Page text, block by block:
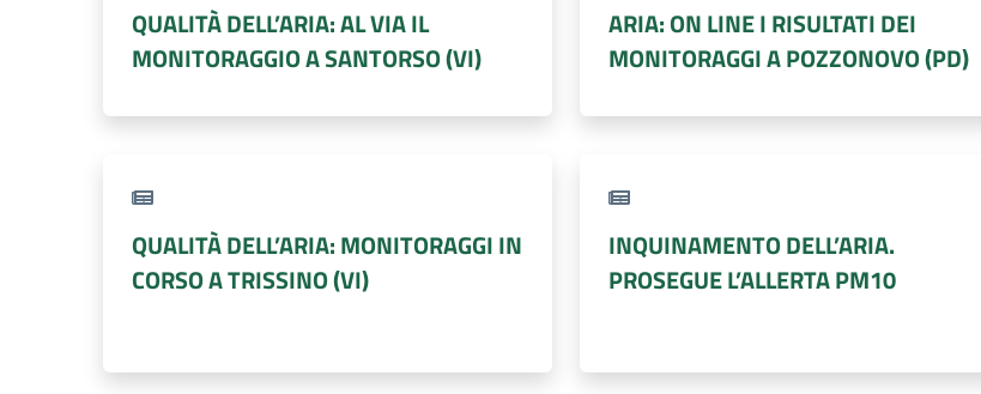
QUALITÀ DELL’ARIA: AL VIA IL
MONITORAGGIO A SANTORSO (VI)
ARIA: ON LINE I RISULTATI DEI
MONITORAGGI A POZZONOVO (PD)
QUALITÀ DELL’ARIA: MONITORAGGI IN
CORSO A TRISSINO (VI)
INQUINAMENTO DELL’ARIA.
PROSEGUE L’ALLERTA PM10